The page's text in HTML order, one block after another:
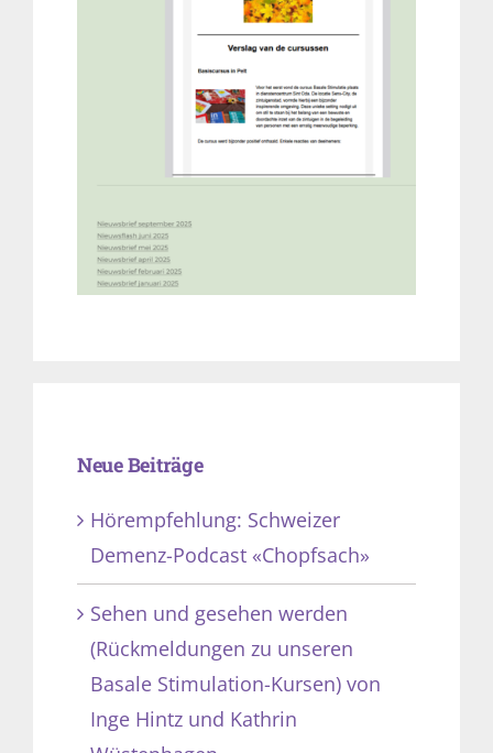
Neue Beiträge
Hörempfehlung: Schweizer
Demenz-Podcast «Chopfsach»
Sehen und gesehen werden
(Rückmeldungen zu unseren
Basale Stimulation-Kursen) von
Inge Hintz und Kathrin